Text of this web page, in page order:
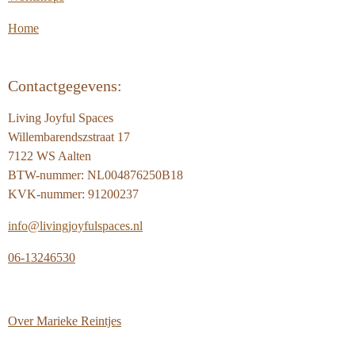
Home
Contactgegevens:
Living Joyful Spaces
Willembarendszstraat 17
7122 WS Aalten
BTW-nummer: NL004876250B18
KVK-nummer: 91200237
info@livingjoyfulspaces.nl
06-13246530
OverMarieke Reintjes